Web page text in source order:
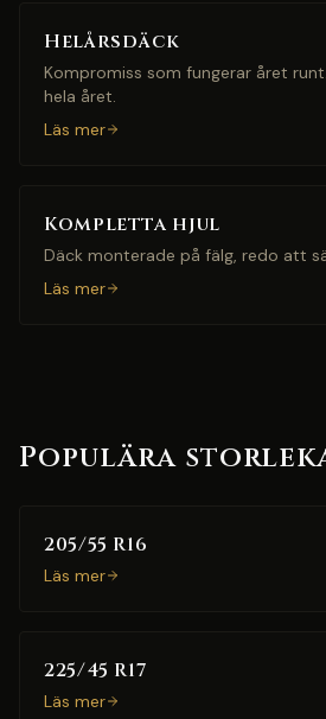
Helårsdäck
Kompromiss som fungerar året
hela året.
Läs mer
Kompletta hjul
Däck monterade på fälg, redo att
Läs mer
Populära
205/55 R16
Läs mer
225/45 R17
Läs mer